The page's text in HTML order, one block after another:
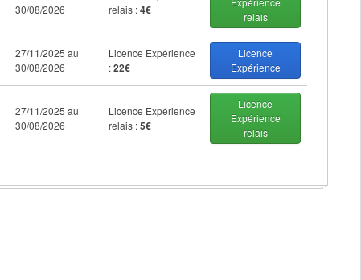
30/08/2026
relais :4€
relais
27/11/2025 au
30/08/2026
Licence Expérience
:22€
Licence
Expérience
27/11/2025 au
30/08/2026
Licence Expérience
relais :5€
Licence
Expérience
relais